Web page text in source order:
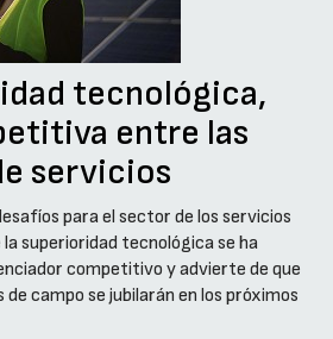
tecnológica,
entre las
servicios
para el sector de los servicios
superioridad tecnológica se ha
competitivo y advierte de que
campo se jubilarán en los próximos